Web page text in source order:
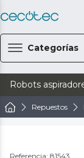
Categorías
Robots
Repuestos
Referencia: 81543